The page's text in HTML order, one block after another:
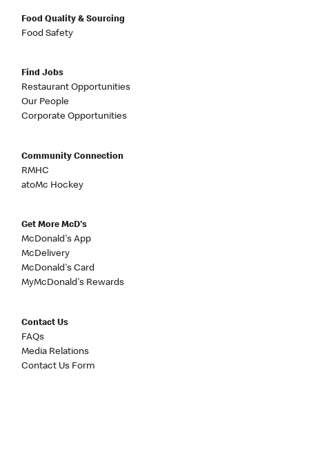
Food Quality & Sourcing
Food Safety
Find Jobs
Restaurant Opportunities
Our People
Corporate Opportunities
Community Connection
RMHC
atoMc Hockey
Get More McD's
McDonald's App
McDelivery
McDonald's Card
MyMcDonald's Rewards
Contact Us
FAQs
Media Relations
Contact Us Form